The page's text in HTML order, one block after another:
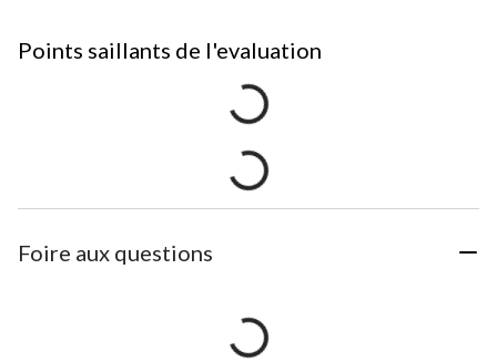
Points saillants de l'evaluation
Foire aux questions